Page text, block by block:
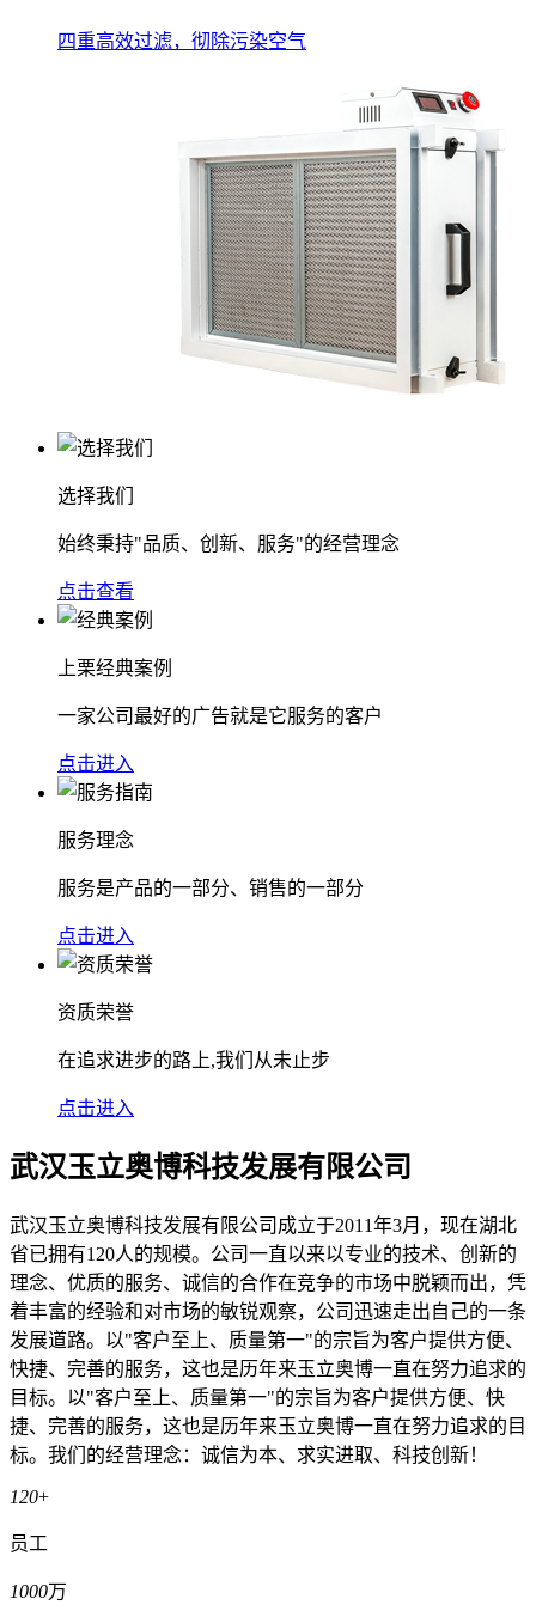
四重高效过滤，彻除污染空气
选择我们
始终秉持"品质、创新、服务"的经营理念
点击查看
上栗经典案例
一家公司最好的广告就是它服务的客户
点击进入
服务理念
服务是产品的一部分、销售的一部分
点击进入
资质荣誉
在追求进步的路上,我们从未止步
点击进入
武汉玉立奥博科技发展有限公司
武汉玉立奥博科技发展有限公司成立于2011年3月，现在湖北
省已拥有120人的规模。公司一直以来以专业的技术、创新的
理念、优质的服务、诚信的合作在竞争的市场中脱颖而出，凭
着丰富的经验和对市场的敏锐观察，公司迅速走出自己的一条
发展道路。以"客户至上、质量第一"的宗旨为客户提供方便、
快捷、完善的服务，这也是历年来玉立奥博一直在努力追求的
目标。以"客户至上、质量第一"的宗旨为客户提供方便、快
捷、完善的服务，这也是历年来玉立奥博一直在努力追求的目
标。我们的经营理念：诚信为本、求实进取、科技创新！
120+
员工
1000万